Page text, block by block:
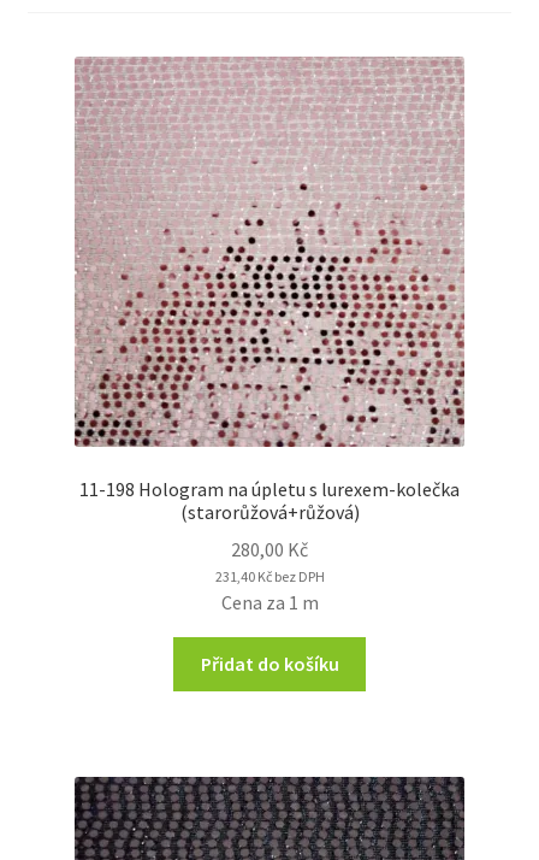
11-198 Hologram na úpletu s lurexem-kolečka
(starorůžová+růžová)
280,00 Kč
231,40 Kčbez DPH
Cena za 1 m
Přidat do košíku